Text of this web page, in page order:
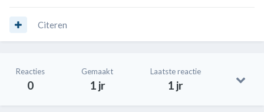
Citeren
Reacties
0
Gemaakt
1 jr
Laatste reactie
1 jr